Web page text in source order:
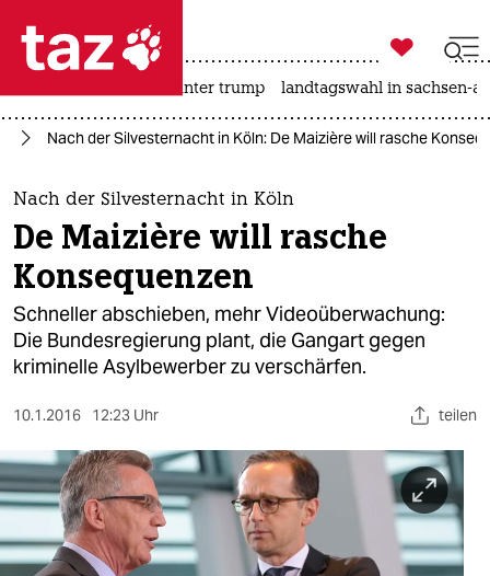
 taz zahl ich
taz zahl ich
themen
politik
öko
gesellschaft
sport
berlin
nord

taz zahl ich
usa unter trump landtagswahl in sachsen-
Nach der Silvesternacht in Köln: De Maizière will rasche
Nach der Silvesternacht in Köln
De Maizière will rasche
Konsequenzen
Schneller abschieben, mehr Videoüberwachung:
Die Bundesregierung plant, die Gangart gegen
kriminelle Asylbewerber zu verschärfen.
10.1.2016 12:23 Uhr teilen